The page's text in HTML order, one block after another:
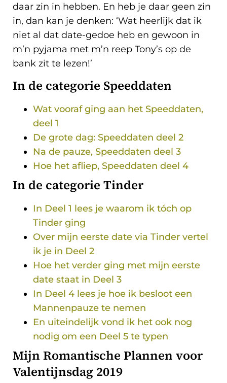
daar zin in hebben. En heb je daar geen zin
in, dan kan je denken: ‘Wat heerlijk dat ik
niet al dat date-gedoe heb en gewoon in
m’n pyjama met m’n reep Tony’s op de
bank zit te lezen!’
In de categorie Speeddaten
Wat vooraf ging aan het Speeddaten,
deel 1
De grote dag: Speeddaten deel 2
Na de pauze, Speeddaten deel 3
Hoe het afliep, Speeddaten deel 4
In de categorie Tinder
In Deel 1 lees je waarom ik tóch op
Tinder ging
Over mijn eerste date via Tinder vertel
ik je in Deel 2
Hoe het verder ging met mijn eerste
date staat in Deel 3
In Deel 4 lees je hoe ik besloot een
Mannenpauze te nemen
En uiteindelijk vond ik het ook nog
nodig om een Deel 5 te typen
Mijn Romantische Plannen voor
Valentijnsdag 2019